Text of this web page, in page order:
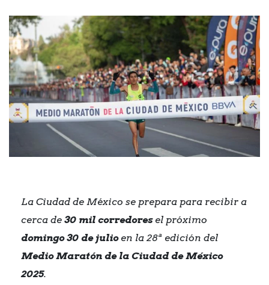
La Ciudad de México se prepara para recibir a
cerca de 30 mil corredoresel próximo
domingo 30 de julioen la 28ª edición del
Medio Maratón de la Ciudad de México
2025.